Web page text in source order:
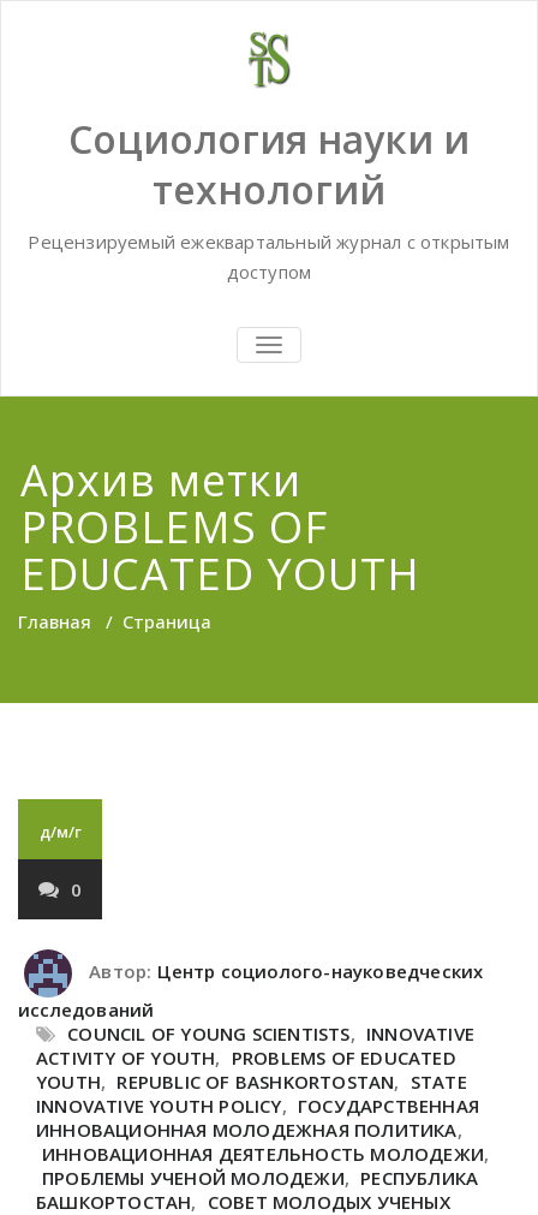
Социология науки и
технологий
Рецензируемый ежеквартальный журнал с открытым
доступом
TOGGLE
NAVIGATION
Архив метки
PROBLEMS OF
EDUCATED YOUTH
Главная / Страница
д/м/г
0
Автор: Центр социолого-науковедческих
исследований
COUNCIL OF YOUNG SCIENTISTS, INNOVATIVE
ACTIVITY OF YOUTH, PROBLEMS OF EDUCATED
YOUTH, REPUBLIC OF BASHKORTOSTAN, STATE
INNOVATIVE YOUTH POLICY, ГОСУДАРСТВЕННАЯ
ИННОВАЦИОННАЯ МОЛОДЕЖНАЯ ПОЛИТИКА,
ИННОВАЦИОННАЯ ДЕЯТЕЛЬНОСТЬ МОЛОДЕЖИ,
ПРОБЛЕМЫ УЧЕНОЙ МОЛОДЕЖИ, РЕСПУБЛИКА
БАШКОРТОСТАН, СОВЕТ МОЛОДЫХ УЧЕНЫХ